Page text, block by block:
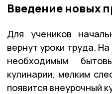
Введение новых
Для учеников
вернут уроки труда.
необходимым
кулинарии, мелким
появится внеурочный